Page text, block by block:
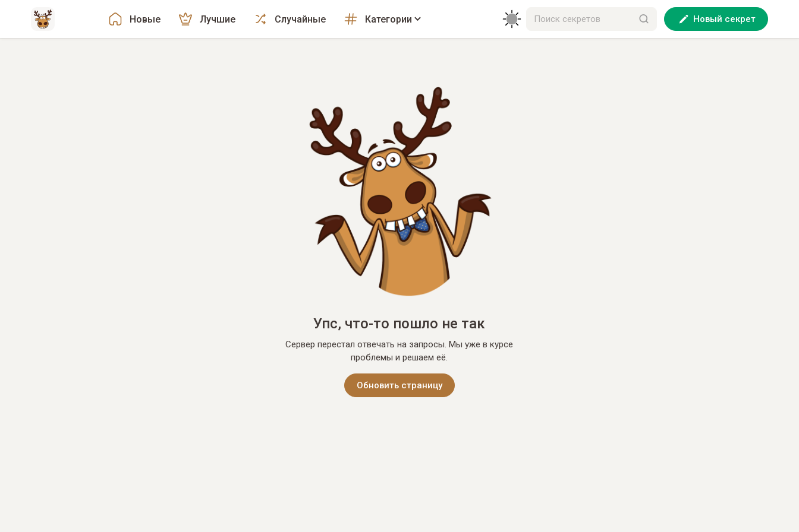
Новые Лучшие Случайные Категории Новый секрет
Упс, что-то пошло не так
Сервер перестал отвечать на запросы. Мы уже в курсе
проблемы и решаем её.
Обновить страницу